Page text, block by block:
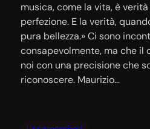
musica, come la vita, è
perfezione. E la verità,
pura bellezza.» Ci sono
consapevolmente, ma che il
noi con una precisione che
riconoscere. Maurizio…